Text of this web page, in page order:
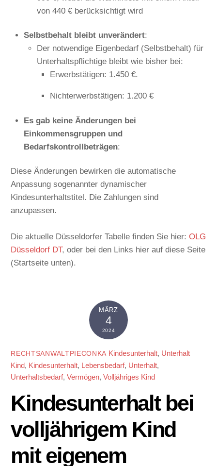
von 440 € berücksichtigt wird
Selbstbehalt bleibt unverändert:
Der notwendige Eigenbedarf (Selbstbehalt) für
Unterhaltspflichtige bleibt wie bisher bei:
Erwerbstätigen: 1.450 €.
Nichterwerbstätigen: 1.200 €
Es gab keine Änderungen bei
Einkommensgruppen und
Bedarfskontrollbeträgen:
Diese Änderungen bewirken die automatische
Anpassung sogenannter dynamischer
Kindesunterhaltstitel. Die Zahlungen sind
anzupassen.
Die aktuelle Düsseldorfer Tabelle finden Sie hier:OLG
Düsseldorf DT, oder bei den Links hier auf diese Seite
(Startseite unten).
MÄRZ
4
2024
RECHTSANWALTPIECONKA Kindesunterhalt, Unterhalt
Kind, Kindesunterhalt, Lebensbedarf, Unterhalt,
Unterhaltsbedarf,Vermögen,Volljähriges Kind
Kindesunterhalt bei
volljährigem Kind
mit eigenem